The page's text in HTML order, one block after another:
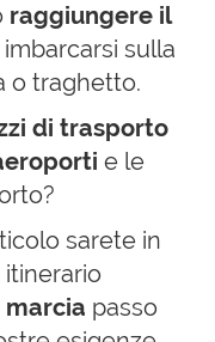
raggiungere il
sulla
o traghetto.
di trasporto
e le
sarete in
itinerario
passo